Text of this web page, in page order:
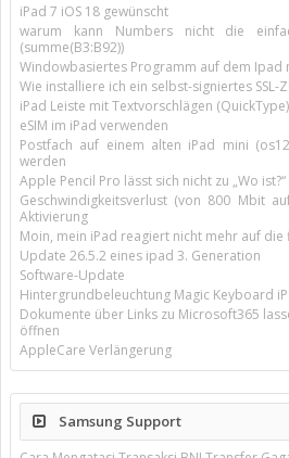
iPad 7 iOS 18 gewünscht
warum kann Numbers nicht die
(summe(B3:B92))
Windowbasiertes Programm auf dem Ipad
Wie installiere ich ein selbst-signiertes SSL-
iPad Leiste mit Textvorschlägen
eSIM im iPad verwenden
Postfach auf einem alten iPad mini
werden
Apple Pencil Pro lässt sich nicht zu „Wo
Geschwindigkeitsverlust (von 800 Mbit
Aktivierung
Moin, mein iPad reagiert nicht mehr auf
Update 26.5.2 eines ipad 3. Generation
Software-Update
Hintergrundbeleuchtung Magic Keyboard
Dokumente über Links zu Microsoft365
öffnen
AppleCare Verlängerung
Samsung Support